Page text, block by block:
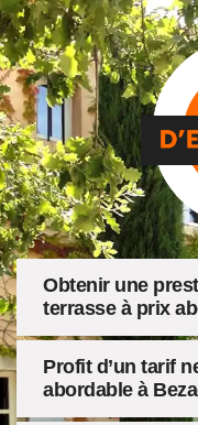
Obtenir une
terrasse à prix
Profit d’un tarif
abordable à